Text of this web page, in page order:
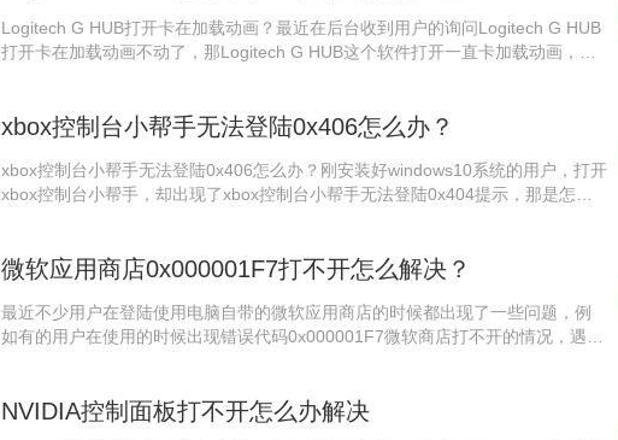
Logitech G HUB打开卡在加载动画？最近在后台收到用户的询问Logitech G HUB
打开卡在加载动画不动了，那Logitech G HUB这个软件打开一直卡加载动画，网
xbox控制台小帮手无法登陆0x406怎么办？
xbox控制台小帮手无法登陆0x406怎么办？刚安装好windows10系统的用户，打开
xbox控制台小帮手，却出现了xbox控制台小帮手无法登陆0x404提示，那是怎么
微软应用商店0x000001F7打不开怎么解决？
最近不少用户在登陆使用电脑自带的微软应用商店的时候都出现了一些问题，例
如有的用户在使用的时候出现错误代码0x000001F7微软商店打不开的情况，遇到
NVIDIA控制面板打不开怎么办解决